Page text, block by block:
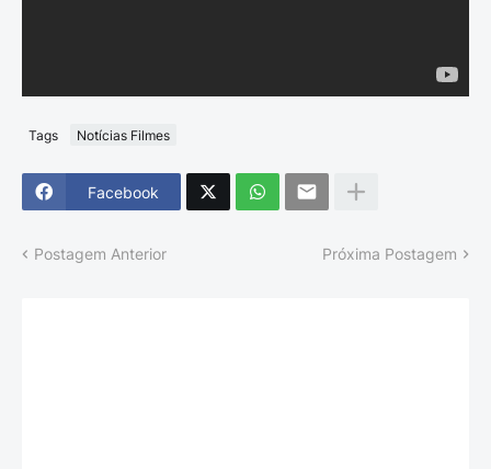
Tags Notícias Filmes
Facebook
Postagem Anterior Próxima Postagem